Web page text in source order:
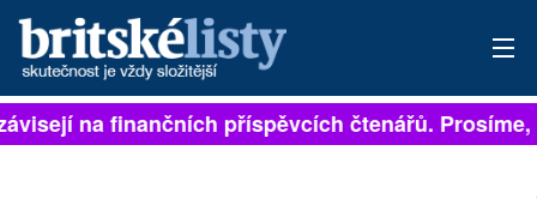
PŘIHLÁSIT
na finančních příspěvcích čtenářů.